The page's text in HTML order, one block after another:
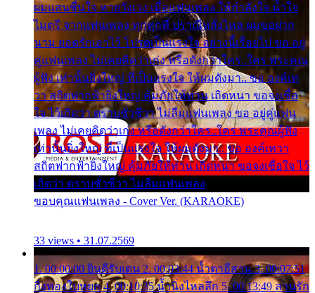
ผมแสนชื่นใจ หายวังเวง เมื่อแฟนเพลง ให้กำลังใจ น้ำใจ
ไมตรี จากแฟนเพลง ทุกทุกที่ ปราณีหลั่งไหล ผมขอฝาก
นาม ยอดรักเอาไว้ โปรดเป็นแรงใจ อย่างนี้เรื่อยไป ขอ อยู่
คู่แฟนเพลง ไม่เคยคิดว่าเก่ง หรือดังกว่าใคร..ใคร พระคุณ
ผู้ฟัง เท่านั้นยิ่งใหญ่ ที่เป็นแรงใจ ให้ผมดังมา.. ขอ องค์เท
วา สถิตฟากฟ้ายิ่งใหญ่ คุ้มภัยให้ท่าน เถิดหนา ขอจงเชื่อ
ใจ ไว้เถิดว่า ตราบชั่วชีวา ไม่ลืมแฟนเพลง ขอ อยู่คู่แฟน
เพลง ไม่เคยคิดว่าเก่ง หรือดังกว่าใคร..ใคร พระคุณผู้ฟัง
เท่านั้นยิ่งใหญ่ ที่เป็นแรงใจ ให้ผมดังมา.. ขอ องค์เทวา
สถิตฟากฟ้ายิ่งใหญ่ คุ้มภัยให้ท่าน เถิดหนา ขอจงเชื่อใจ ไว้
เถิดว่า ตราบชั่วชีวา ไม่ลืมแฟนเพลง
ขอบคุณแฟนเพลง - Cover Ver. (KARAOKE)
33 views • 31.07.2569
1. 00:00:00 ยินดีรับเดน 2. 00:03:44 น้ำตาอีสาน 3. 00:07:51
กิ่งทองใบหยก 4. 00:10:35 น้ำนิ่งไหลลึก 5. 00:13:49 ลานรัก